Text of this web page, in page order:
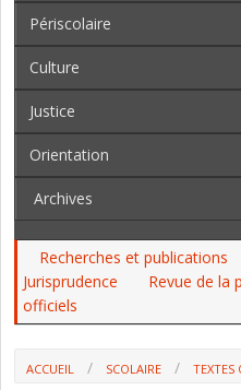
Périscolaire
Culture
Justice
Orientation
Archives
Recherches et publications
Jurisprudence
Revue de la
officiels
ACCUEIL SCOLAIRE
TEXTES